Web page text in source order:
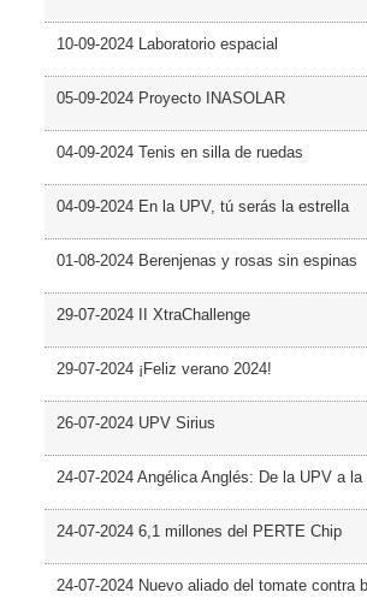
10-09-2024 Laboratorio espacial
05-09-2024 Proyecto INASOLAR
04-09-2024 Tenis en silla de ruedas
04-09-2024 En la UPV, tú serás la estrella
01-08-2024 Berenjenas y rosas sin espinas
29-07-2024 II XtraChallenge
29-07-2024 ¡Feliz verano 2024!
26-07-2024 UPV Sirius
24-07-2024 Angélica Anglés: De la UPV a
24-07-2024 6,1 millones del PERTE Chip
24-07-2024 Nuevo aliado del tomate contra